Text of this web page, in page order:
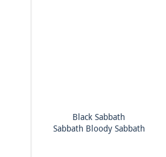
Black Sabbath
Sabbath Bloody Sabbath